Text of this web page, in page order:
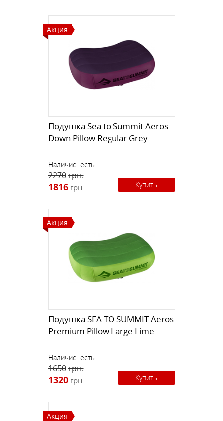
Акция
Подушка Sea to Summit Aeros
Down Pillow Regular Grey
Наличие: есть
2270грн.
1816 грн. Купить
Акция
Подушка SEA TO SUMMIT Aeros
Premium Pillow Large Lime
Наличие: есть
1650грн.
1320 грн. Купить
Акция